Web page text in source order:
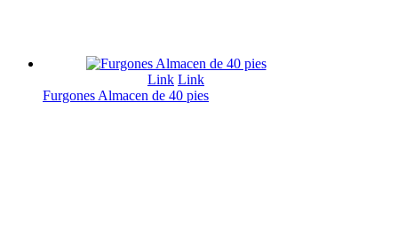
Link Link
Furgones Almacen de 40 pies